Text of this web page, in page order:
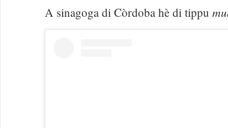
A sinagoga di Còrdoba hè di tippu